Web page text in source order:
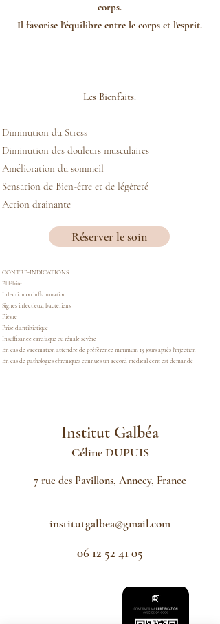
corps.
Il favorise l'équilibre entre le corps et l'esprit.
Les Bienfaits:
Diminution du Stress
Diminution des douleurs musculaires
Amélioration du sommeil
Sensation de Bien-être et de légèreté
Action drainante
CONTRE-INDICATIONS
Phlébite
Infection ou inflammation
Signes infectieux, bactériens
Fièvre
Prise d'antibiotique
Insuffisance cardiaque ou rénale sévère
En cas de vaccination attendre de préférence minimum 15 jours après l'injection
En cas de pathologies chroniques connues un accord médical écrit est demandé
Réserver le soin
Institut Galbéa
Céline DUPUIS
7 rue des Pavillons, Annecy, France
institutgalbea@gmail.com
06 12 52 41 05